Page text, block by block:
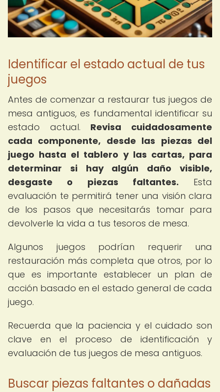
Identificar el estado actual de tus
juegos
Antes de comenzar a restaurar tus juegos de
mesa antiguos, es fundamental identificar su
estado actual. Revisa cuidadosamente
cada componente, desde las piezas del
juego hasta el tablero y las cartas, para
determinar si hay algún daño visible,
desgaste o piezas faltantes. Esta
evaluación te permitirá tener una visión clara
de los pasos que necesitarás tomar para
devolverle la vida a tus tesoros de mesa.
Algunos juegos podrían requerir una
restauración más completa que otros, por lo
que es importante establecer un plan de
acción basado en el estado general de cada
juego.
Recuerda que la paciencia y el cuidado son
clave en el proceso de identificación y
evaluación de tus juegos de mesa antiguos.
Buscar piezas faltantes o dañadas